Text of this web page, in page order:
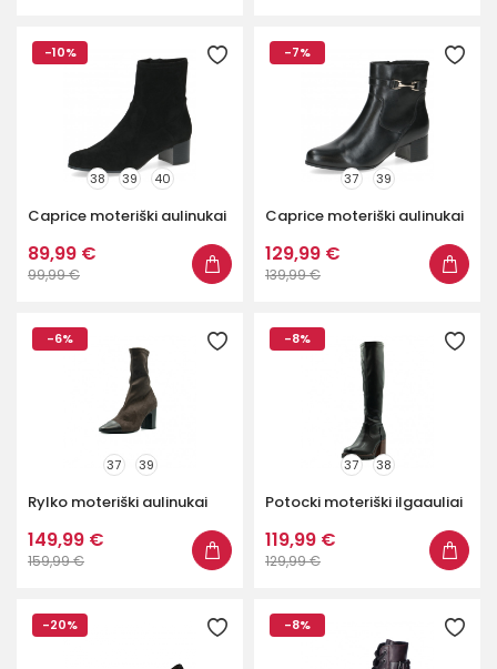
-10%
38 39 40
Caprice moteriški aulinukai
89,99 €
99,99 €
-7%
37 39
Caprice moteriški aulinukai
129,99 €
139,99 €
-6%
37 39
Rylko moteriški aulinukai
149,99 €
159,99 €
-8%
37 38
Potocki moteriški ilgaauliai
119,99 €
129,99 €
-20% -8%